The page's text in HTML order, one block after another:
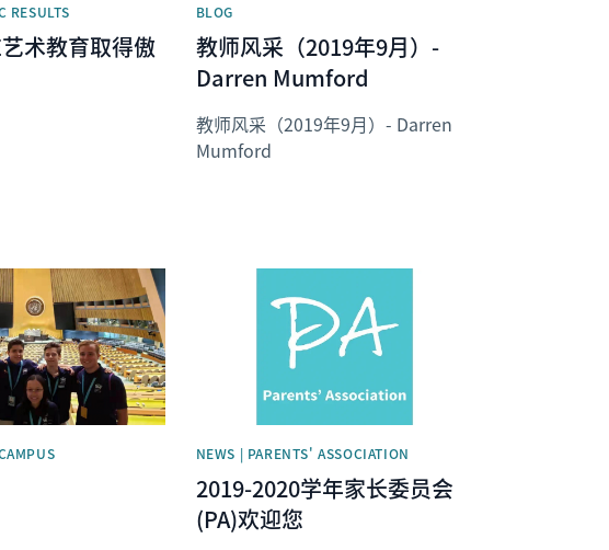
RESULTS
术教育取得傲
BLOG
教师风采（2019年9月）-
Darren Mumford
教师风采（2019年9月）- Darren
Mumford
NEWS | PARENTS' ASSOCIATION
2019-2020学年家长委员会
(PA)欢迎您